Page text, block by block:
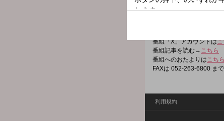
超ド級、スポーツエンタ
面々と加藤里奈、三浦優
番組「X」アカウントは
番組記事を読む→ こちら
番組へのおたよりはこちら
FAXは 052-263-6800 まで
利用規約